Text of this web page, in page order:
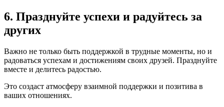
6. Празднуйте успехи и радуйтесь за
других
Важно не только быть поддержкой в трудные моменты, но и
радоваться успехам и достижениям своих друзей. Празднуйте
вместе и делитесь радостью.
Это создаст атмосферу взаимной поддержки и позитива в
ваших отношениях.